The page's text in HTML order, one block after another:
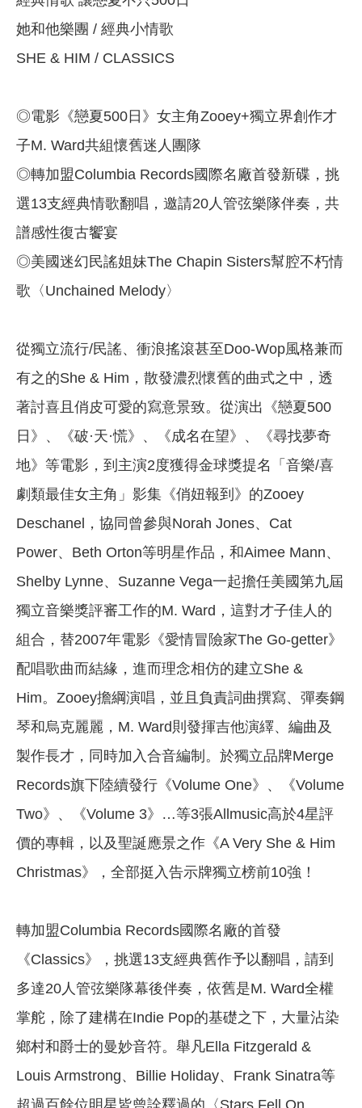
她和他樂團 / 經典小情歌
SHE & HIM / CLASSICS
◎電影《戀夏500日》女主角Zooey+獨立界創作才
子M. Ward共組懷舊迷人團隊
◎轉加盟Columbia Records國際名廠首發新碟，挑
選13支經典情歌翻唱，邀請20人管弦樂隊伴奏，共
譜感性復古饗宴
◎美國迷幻民謠姐妹The Chapin Sisters幫腔不朽情
歌〈Unchained Melody〉
從獨立流行/民謠、衝浪搖滾甚至Doo-Wop風格兼而
有之的She & Him，散發濃烈懷舊的曲式之中，透
著討喜且俏皮可愛的寫意景致。從演出《戀夏500
日》、《破·天·慌》、《成名在望》、《尋找夢奇
地》等電影，到主演2度獲得金球獎提名「音樂/喜
劇類最佳女主角」影集《俏妞報到》的Zooey
Deschanel，協同曾參與Norah Jones、Cat
Power、Beth Orton等明星作品，和Aimee Mann、
Shelby Lynne、Suzanne Vega一起擔任美國第九屆
獨立音樂獎評審工作的M. Ward，這對才子佳人的
組合，替2007年電影《愛情冒險家The Go-getter》
配唱歌曲而結緣，進而理念相仿的建立She &
Him。Zooey擔綱演唱，並且負責詞曲撰寫、彈奏鋼
琴和烏克麗麗，M. Ward則發揮吉他演繹、編曲及
製作長才，同時加入合音編制。於獨立品牌Merge
Records旗下陸續發行《Volume One》、《Volume
Two》、《Volume 3》…等3張Allmusic高於4星評
價的專輯，以及聖誕應景之作《A Very She & Him
Christmas》，全部挺入告示牌獨立榜前10強！
轉加盟Columbia Records國際名廠的首發
《Classics》，挑選13支經典舊作予以翻唱，請到
多達20人管弦樂隊幕後伴奏，依舊是M. Ward全權
掌舵，除了建構在Indie Pop的基礎之下，大量沾染
鄉村和爵士的曼妙音符。舉凡Ella Fitzgerald &
Louis Armstrong、Billie Holiday、Frank Sinatra等
超過百餘位明星皆曾詮釋過的〈Stars Fell On